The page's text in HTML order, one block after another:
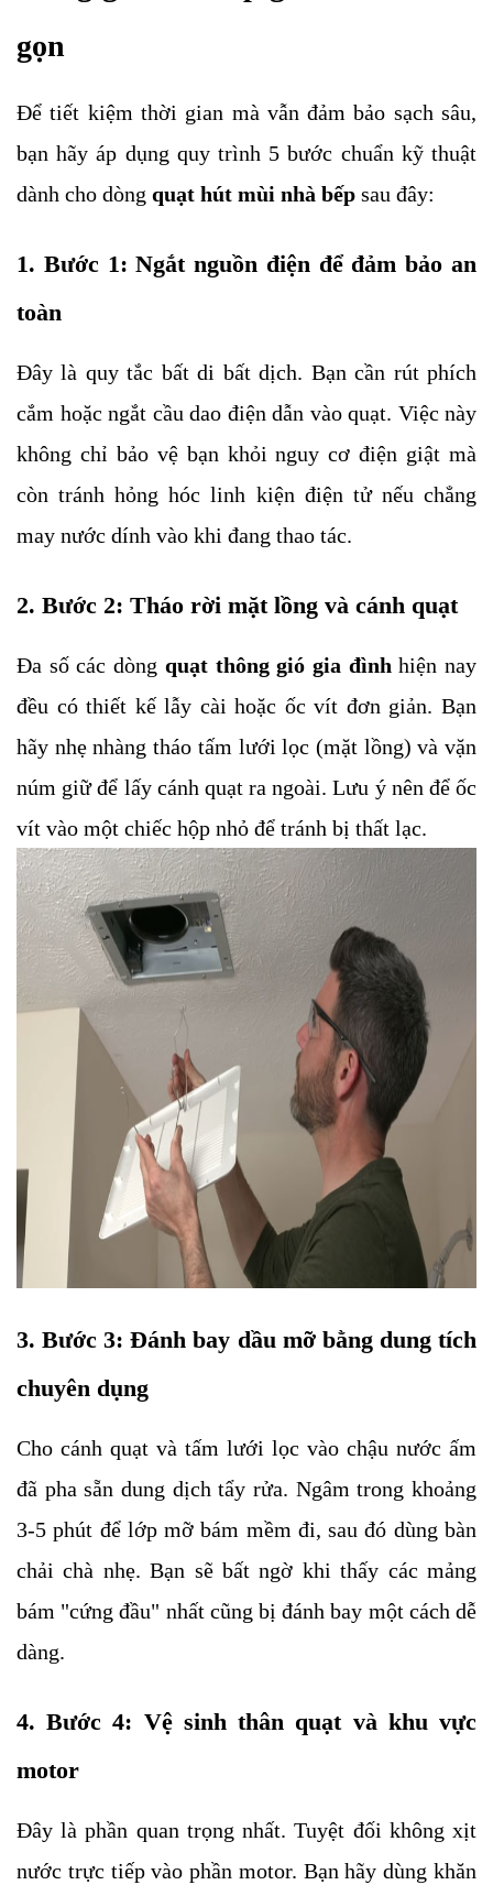
gọn
Để tiết kiệm thời gian mà vẫn đảm bảo sạch sâu,
bạn hãy áp dụng quy trình 5 bước chuẩn kỹ thuật
dành cho dòng quạt hút mùi nhà bếp sau đây:
1. Bước 1: Ngắt nguồn điện để đảm bảo an
toàn
Đây là quy tắc bất di bất dịch. Bạn cần rút phích
cắm hoặc ngắt cầu dao điện dẫn vào quạt. Việc này
không chỉ bảo vệ bạn khỏi nguy cơ điện giật mà
còn tránh hỏng hóc linh kiện điện tử nếu chẳng
may nước dính vào khi đang thao tác.
2. Bước 2: Tháo rời mặt lồng và cánh quạt
Đa số các dòng quạt thông gió gia đìnhhiện nay
đều có thiết kế lẫy cài hoặc ốc vít đơn giản. Bạn
hãy nhẹ nhàng tháo tấm lưới lọc (mặt lồng) và vặn
núm giữ để lấy cánh quạt ra ngoài. Lưu ý nên để ốc
vít vào một chiếc hộp nhỏ để tránh bị thất lạc.
3. Bước 3: Đánh bay dầu mỡ bằng dung tích
chuyên dụng
Cho cánh quạt và tấm lưới lọc vào chậu nước ấm
đã pha sẵn dung dịch tẩy rửa. Ngâm trong khoảng
3-5 phút để lớp mỡ bám mềm đi, sau đó dùng bàn
chải chà nhẹ. Bạn sẽ bất ngờ khi thấy các mảng
bám "cứng đầu" nhất cũng bị đánh bay một cách dễ
dàng.
4. Bước 4: Vệ sinh thân quạt và khu vực
motor
Đây là phần quan trọng nhất. Tuyệt đối không xịt
nước trực tiếp vào phần motor. Bạn hãy dùng khăn